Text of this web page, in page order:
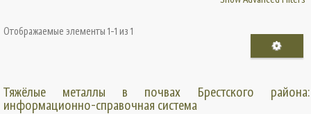
Отображаемые элементы 1-1 из 1
Тяжёлые металлы в почвах Брестского района:
информационно-справочная система